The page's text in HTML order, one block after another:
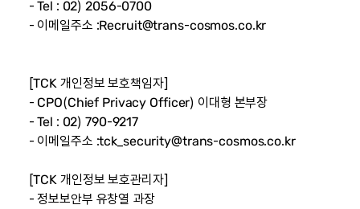
- Tel : 02) 2056-0700
- 이메일주소 :Recruit@trans-cosmos.co.kr
[TCK 개인정보 보호책임자]
- CPO(Chief Privacy Officer) 이대형 본부장
- Tel : 02) 790-9217
- 이메일주소 :tck_security@trans-cosmos.co.kr
[TCK 개인정보 보호관리자]
- 정보보안부 유창열 과장